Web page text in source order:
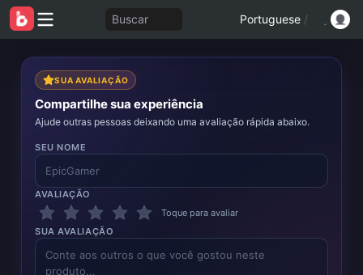
Buscar Portuguese /
SUA AVALIAÇÃO
Compartilhe sua experiência
Ajude outras pessoas deixando uma avaliação rápida abaixo.
SEU NOME
AVALIAÇÃO
Toque para avaliar
SUA AVALIAÇÃO